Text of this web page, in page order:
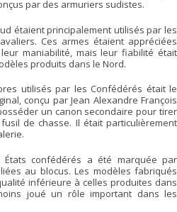
par des armuriers sudistes.
étaient principalement utilisés par les
Ces armes étaient appréciées
maniabilité, mais leur fiabilité était
produits dans le Nord.
utilisés par les Confédérés était le
conçu par Jean Alexandre François
un canon secondaire pour tirer
de chasse. Il était particulièrement
États confédérés a été marquée par
au blocus. Les modèles fabriqués
inférieure à celles produites dans
joué un rôle important dans les